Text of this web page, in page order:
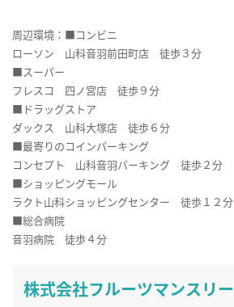
周辺環境：■コンビニ
ローソン 山科音羽前田町店 徒歩３分
■スーパー
フレスコ 四ノ宮店 徒歩９分
■ドラッグストア
ダックス 山科大塚店 徒歩６分
■最寄りのコインパーキング
コンセプト 山科音羽パーキング 徒歩２分
■ショッピングモール
ラクト山科ショッピングセンター 徒歩１２分
■総合病院
音羽病院 徒歩４分
株式会社フルーツマンスリー